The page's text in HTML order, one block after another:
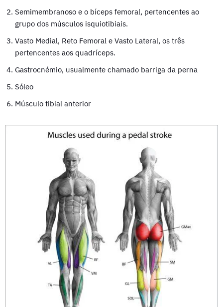
Semimembranoso e o bíceps femoral, pertencentes ao
grupo dos músculos isquiotibiais.
Vasto Medial, Reto Femoral e Vasto Lateral, os três
pertencentes aos quadríceps.
Gastrocnémio, usualmente chamado barriga da perna
Sóleo
Músculo tibial anterior